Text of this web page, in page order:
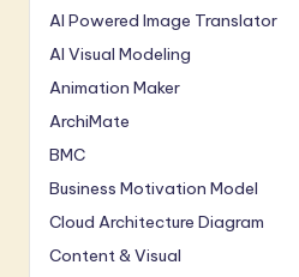
AI Powered Image Translator
AI Visual Modeling
Animation Maker
ArchiMate
BMC
Business Motivation Model
Cloud Architecture Diagram
Content & Visual